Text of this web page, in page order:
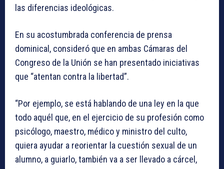
las diferencias ideológicas.
En su acostumbrada conferencia de prensa
dominical, consideró que en ambas Cámaras del
Congreso de la Unión se han presentado iniciativas
que “atentan contra la libertad”.
“Por ejemplo, se está hablando de una ley en la que
todo aquél que, en el ejercicio de su profesión como
psicólogo, maestro, médico y ministro del culto,
quiera ayudar a reorientar la cuestión sexual de un
alumno, a guiarlo, también va a ser llevado a cárcel,